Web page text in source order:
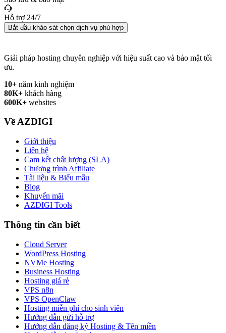
Hỗ trợ 24/7
Bắt đầu khảo sát chọn dịch vụ phù hợp
Giải pháp hosting chuyên nghiệp với hiệu suất cao và bảo mật tối
ưu.
10+ năm kinh nghiệm
80K+ khách hàng
600K+ websites
Về AZDIGI
Giới thiệu
Liên hệ
Cam kết chất lượng (SLA)
Chương trình Affiliate
Tài liệu & Biểu mẫu
Blog
Khuyến mãi
AZDIGI Tools
Thông tin cần biết
Cloud Server
WordPress Hosting
NVMe Hosting
Business Hosting
Hosting giá rẻ
VPS n8n
VPS OpenClaw
Hosting miễn phí cho sinh viên
Hướng dẫn gửi hỗ trợ
Hướng dẫn đăng ký Hosting & Tên miền